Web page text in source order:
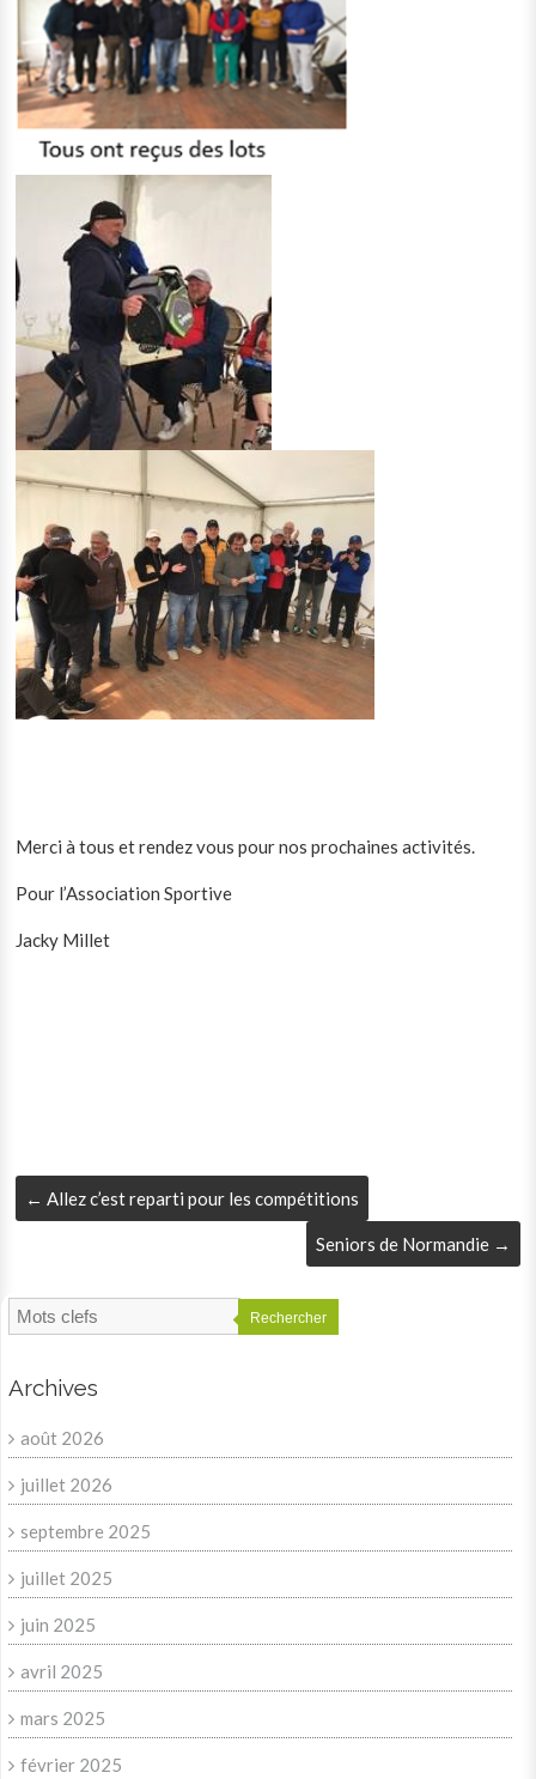
Merci à tous et rendez vous pour nos prochaines activités.
Pour l’Association Sportive
Jacky Millet
← Allez c’est reparti pour les compétitions
Seniors de Normandie →
Rechercher
Archives
août 2026
juillet 2026
septembre 2025
juillet 2025
juin 2025
avril 2025
mars 2025
février 2025